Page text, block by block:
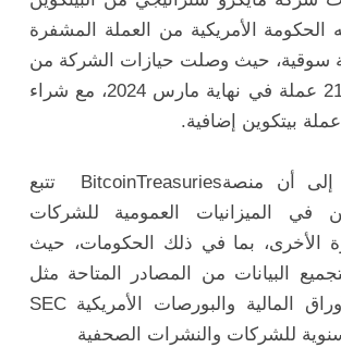
الحكومة الأمريكية من العملة المشفرة
سوقية، حيث وصلت حيازات الشركة من
البيتكوين إلى 214 عملة في نهاية مارس 2024، مع شراء
وتجدر الإشارة إلى أن منصةBitcoinTreasuries تتبع
في الميزانيات العمومية للشركات
الأخرى، بما في ذلك الحكومات، حيث
البيانات من المصادر المتاحة مثل
ملفات هيئة الأوراق المالية والبورصات الأمريكية SEC
للشركات والنشرات الصحفية